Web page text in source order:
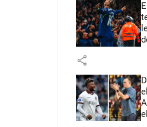
share